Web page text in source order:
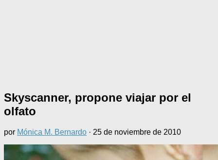
Skyscanner, propone viajar por el
olfato
por Mónica M. Bernardo · 25 de noviembre de 2010